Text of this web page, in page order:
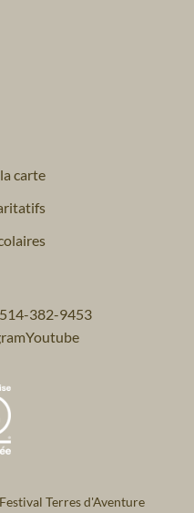
carte
382-9453
Youtube
Festival Terres d'Aventure